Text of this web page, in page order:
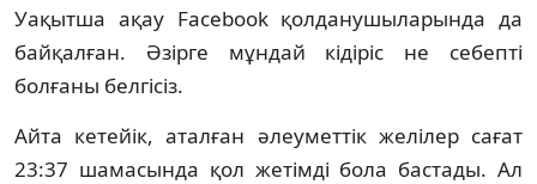
Уақытша ақау Facebook қолданушыларында да
байқалған. Әзірге мұндай кідіріс не себепті
болғаны белгісіз.
Айта кетейік, аталған әлеуметтік желілер сағат
23:37 шамасында қол жетімді бола бастады. Ал